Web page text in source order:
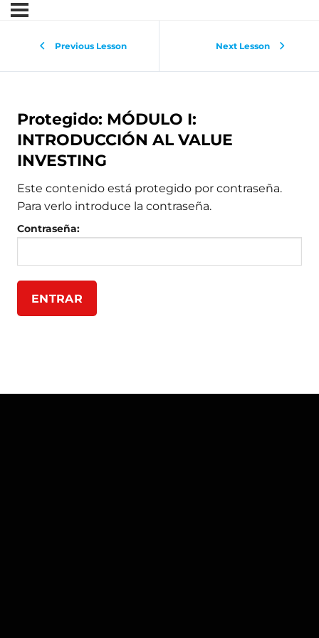
Previous Lesson Next Lesson
Protegido: MÓDULO I:
INTRODUCCIÓN AL VALUE
INVESTING
Este contenido está protegido por contraseña.
Para verlo introduce la contraseña.
Contraseña: